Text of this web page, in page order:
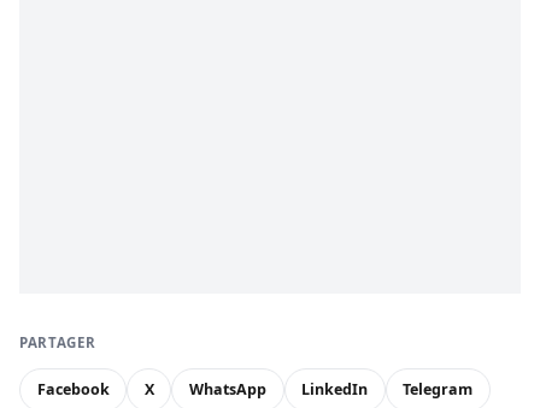
PARTAGER
Facebook X WhatsApp LinkedIn Telegram